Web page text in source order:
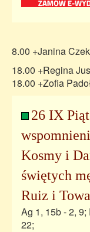
8.00 +Janina
18.00 +Regina
18.00 +Zofia
26 IX
Kosmy i
świętych
Ruiz i
Ag 1, 15b - 2,
22;